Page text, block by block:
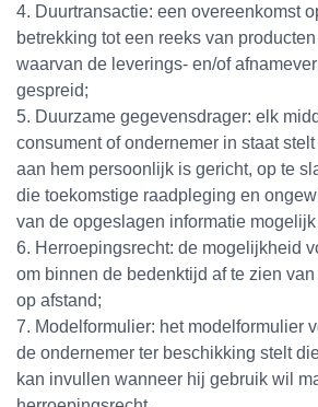
4. Duurtransactie: een overeenkomst
betrekking tot een reeks van
waarvan de leverings- en/of
gespreid;
5. Duurzame gegevensdrager: elk
consument of ondernemer in staat
aan hem persoonlijk is gericht, op te
die toekomstige raadpleging en
van de opgeslagen informatie mogelijk
6. Herroepingsrecht: de mogelijkheid
om binnen de bedenktijd af te zien
op afstand;
7. Modelformulier: het modelformulier
de ondernemer ter beschikking stelt
kan invullen wanneer hij gebruik wil